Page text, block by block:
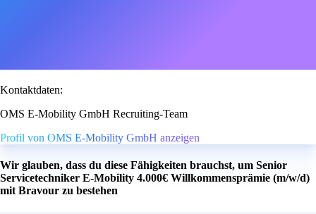
Kontaktdaten:
OMS E-Mobility GmbH Recruiting-Team
Profil von OMS E-Mobility GmbH anzeigen
Wir glauben, dass du diese Fähigkeiten brauchst, um Senior
Servicetechniker E-Mobility 4.000€ Willkommensprämie (m/w/d)
mit Bravour zu bestehen